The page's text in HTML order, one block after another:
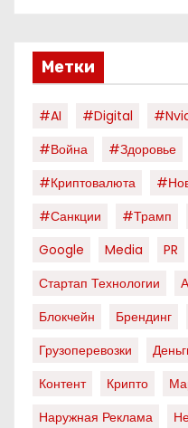
Метки
#AI #digital
#война
#здоровье
#криптовалюта
#санкции
#трамп
Google
Media PR
Стартап Технологии
Блокчейн
Брендинг
Грузоперевозки
Контент
Крипто
Наружная Реклама